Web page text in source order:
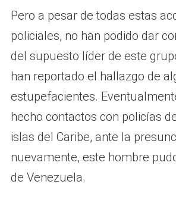
Pero a pesar de todas estas
policiales, no han podido dar
del supuesto líder de este
han reportado el hallazgo de
estupefacientes.
hecho contactos con policías
islas del Caribe, ante la
nuevamente, este hombre
de Venezuela.